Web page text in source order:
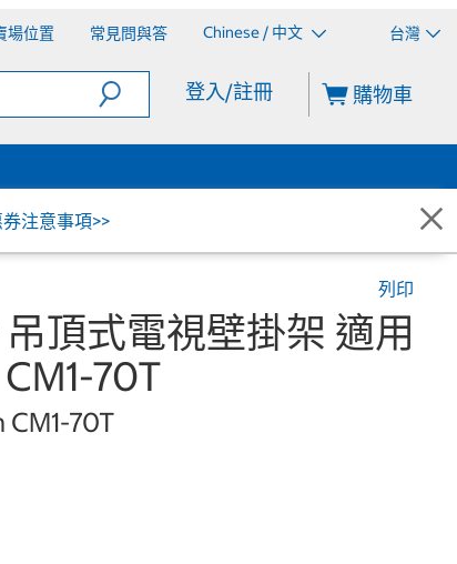
場位置 常見問與答 Chinese / 中文 台灣
登入/註冊 購物車
注意事項>>
列印
頂式電視壁掛架 適用
70T
CM1-70T